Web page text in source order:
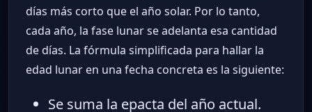
días más corto que el año solar. Por lo tanto,
cada año, la fase lunar se adelanta esa cantidad
de días. La fórmula simplificada para hallar la
edad lunar en una fecha concreta es la siguiente:
Se suma la epacta del año actual.